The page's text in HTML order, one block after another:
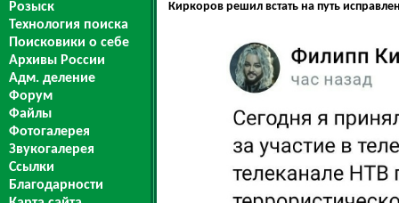
Розыск
Технология поиска
Поисковики о себе
Архивы России
Адм. деление
Форум
Файлы
Фотогалерея
Звукогалерея
Ссылки
Благодарности
Киркоров решил встать на путь